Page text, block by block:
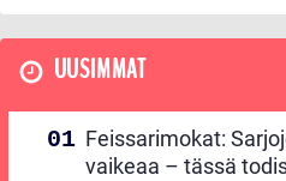
UUSIMMAT
Feissarimokat:
vaikeaa – tässä